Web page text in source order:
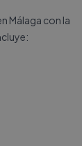
Málaga con la